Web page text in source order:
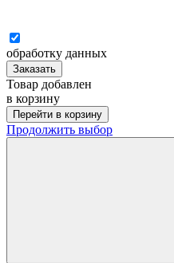
обработку данных
Заказать
Товар добавлен
в корзину
Перейти в корзину
Продолжить выбор